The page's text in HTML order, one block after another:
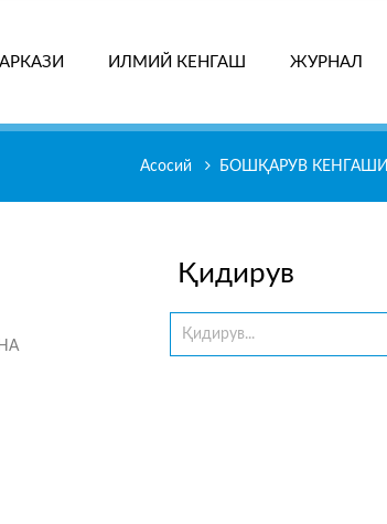
ИЛМИЙ КЕНГАШ ЖУРНАЛ
Асосий БОШҚАРУВ КЕНГАШИ
Қидирув